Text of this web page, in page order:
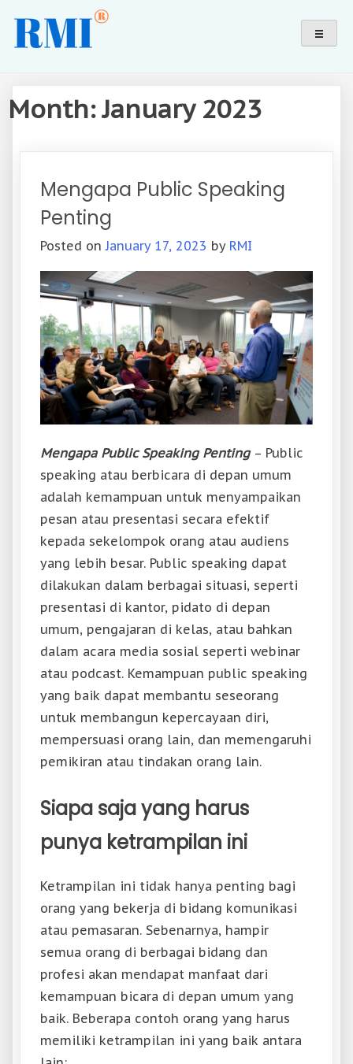
content
Revolution Mind Indonesia®
Pusat pendidikan (non formal) dan pelatihan terbaik
dalam menciptakan SDM yang berkualitas untuk
mewujudkan impian dalam kehidupan jutaan orang di
Month:January 2023
Mengapa Public Speaking
Penting
Posted onJanuary 17, 2023 by RMI
Mengapa Public Speaking Penting– Public
speaking atau berbicara di depan umum
adalah kemampuan untuk menyampaikan
pesan atau presentasi secara efektif
kepada sekelompok orang atau audiens
yang lebih besar. Public speaking dapat
dilakukan dalam berbagai situasi, seperti
presentasi di kantor, pidato di depan
umum, pengajaran di kelas, atau bahkan
dalam acara media sosial seperti webinar
atau podcast. Kemampuan public speaking
yang baik dapat membantu seseorang
untuk membangun kepercayaan diri,
mempersuasi orang lain, dan memengaruhi
pemikiran atau tindakan orang lain.
Siapa saja yang harus
punya ketrampilan ini
Ketrampilan ini tidak hanya penting bagi
orang yang bekerja di bidang komunikasi
atau pemasaran. Sebenarnya, hampir
semua orang di berbagai bidang dan
profesi akan mendapat manfaat dari
kemampuan bicara di depan umum yang
baik. Beberapa contoh orang yang harus
memiliki ketrampilan ini yang baik antara